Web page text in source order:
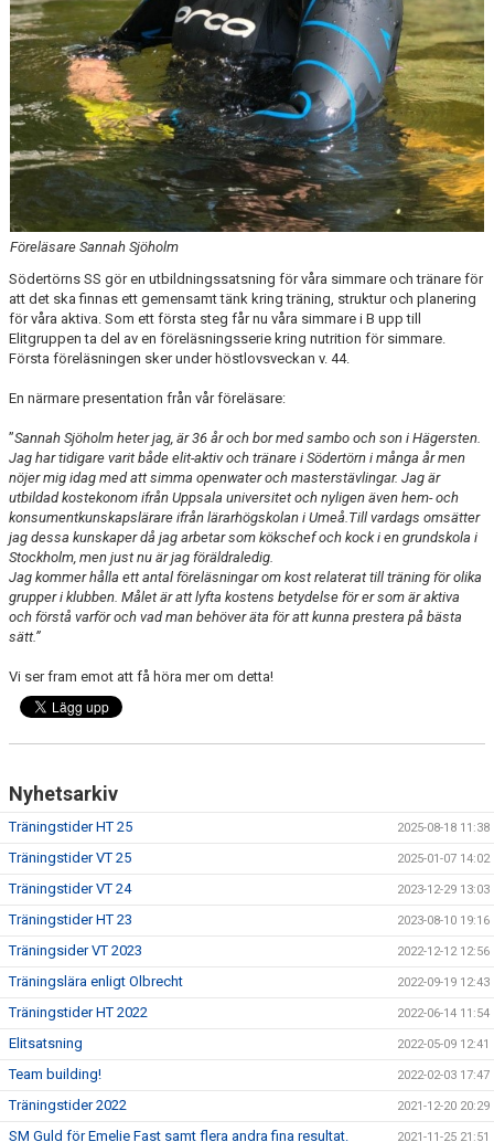
Föreläsare Sannah Sjöholm
Södertörns SS gör en utbildningssatsning för våra simmare och tränare för
att det ska finnas ett gemensamt tänk kring träning, struktur och planering
för våra aktiva. Som ett första steg får nu våra simmare i B upp till
Elitgruppen ta del av en föreläsningsserie kring nutrition för simmare.
Första föreläsningen sker under höstlovsveckan v. 44.
En närmare presentation från vår föreläsare:
”Sannah Sjöholm heter jag, är 36 år och bor med sambo och son i Hägersten.
Jag har tidigare varit både elit-aktiv och tränare i Södertörn i många år men
nöjer mig idag med att simma openwater och masterstävlingar. Jag är
utbildad kostekonom ifrån Uppsala universitet och nyligen även hem- och
konsumentkunskapslärare ifrån lärarhögskolan i Umeå. Till vardags omsätter
jag dessa kunskaper då jag arbetar som kökschef och kock i en grundskola i
Stockholm, men just nu är jag föräldraledig.
Jag kommer hålla ett antal föreläsningar om kost relaterat till träning för olika
grupper i klubben. Målet är att lyfta kostens betydelse för er som är aktiva
och förstå varföroch vadman behöver äta för att kunna prestera på bästa
sätt.”
Vi ser fram emot att få höra mer om detta!
Nyhetsarkiv
Träningstider HT 25 2025-08-18 11:38
Träningstider VT 25 2025-01-07 14:02
Träningstider VT 24 2023-12-29 13:03
Träningstider HT 23 2023-08-10 19:16
Träningsider VT 2023 2022-12-12 12:56
Träningslära enligt Olbrecht 2022-09-19 12:43
Träningstider HT 2022 2022-06-14 11:54
Elitsatsning 2022-05-09 12:41
Team building! 2022-02-03 17:47
Träningstider 2022 2021-12-20 20:29
SM Guld för Emelie Fast samt flera andra fina resultat. 2021-11-25 21:51